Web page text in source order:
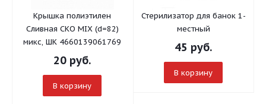
Крышка полиэтилен
Сливная СКО MIX (d=82)
микс, ШК 4660139061769
20 руб.
В корзину
Стерилизатор для банок 1-
местный
45 руб.
В корзину